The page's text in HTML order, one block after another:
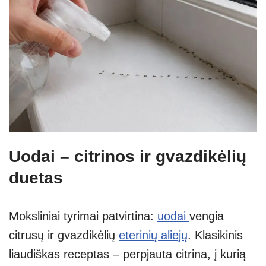
Uodai – citrinos ir gvazdikėlių
duetas
Moksliniai tyrimai patvirtina: uodai vengia
citrusų ir gvazdikėlių eterinių aliejų. Klasikinis
liaudiškas receptas – perpjauta citrina, į kurią